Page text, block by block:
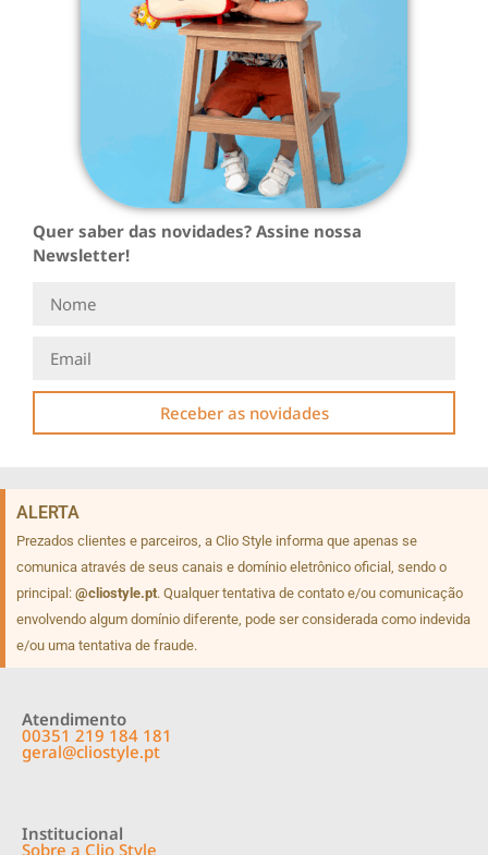
Quer saber das novidades? Assine nossa
Newsletter!
Receber as novidades
ALERTA
Prezados clientes e parceiros, a Clio Style informa que apenas se
comunica através de seus canais e domínio eletrônico oficial, sendo o
principal: @cliostyle.pt. Qualquer tentativa de contato e/ou comunicação
envolvendo algum domínio diferente, pode ser considerada como indevida
e/ou uma tentativa de fraude.
Atendimento
00351 219 184 181
geral@cliostyle.pt
Institucional
Sobre a Clio Style